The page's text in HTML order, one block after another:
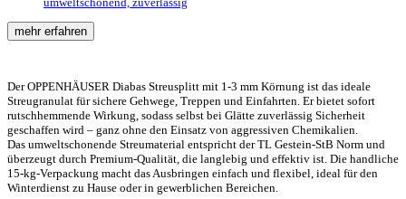
mehr erfahren
Der OPPENHÄUSER Diabas Streusplitt mit 1-3 mm Körnung ist das ideale
Streugranulat für sichere Gehwege, Treppen und Einfahrten. Er bietet sofort
rutschhemmende Wirkung, sodass selbst bei Glätte zuverlässig Sicherheit
geschaffen wird – ganz ohne den Einsatz von aggressiven Chemikalien.
Das umweltschonende Streumaterial entspricht der TL Gestein-StB Norm und
überzeugt durch Premium-Qualität, die langlebig und effektiv ist. Die handliche
15-kg-Verpackung macht das Ausbringen einfach und flexibel, ideal für den
Winterdienst zu Hause oder in gewerblichen Bereichen.